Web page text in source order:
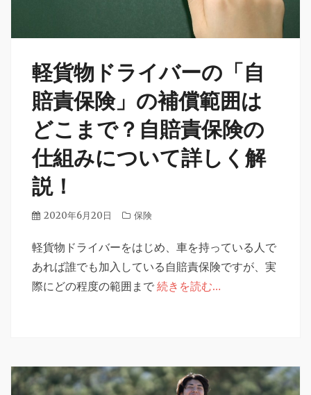
軽貨物ドライバーの「自
賠責保険」の補償範囲は
どこまで？自賠責保険の
仕組みについて詳しく解
説！
投
日
2020年6月20日
カ
ゴ
リ
ー
保険
軽貨物ドライバーをはじめ、車を持っている人で
あれば誰でも加入している自賠責保険ですが、実
際にどの程度の範囲まで 続きを読む…